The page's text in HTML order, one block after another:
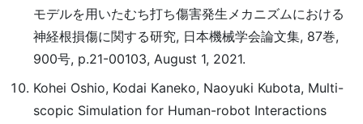
モデルを用いたむち打ち傷害発生メカニズムにおける
神経根損傷に関する研究, 日本機械学会論文集, 87巻,
900号, p.21-00103, August 1, 2021.
Kohei Oshio, Kodai Kaneko, Naoyuki Kubota, Multi-
scopic Simulation for Human-robot Interactions